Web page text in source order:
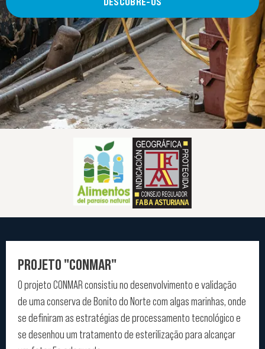
PROJETO "CONMAR"
O projeto CONMAR consistiu no desenvolvimento e validação
de uma conserva de Bonito do Norte com algas marinhas, onde
se definiram as estratégias de processamento tecnológico e
se desenhou um tratamento de esterilização para alcançar